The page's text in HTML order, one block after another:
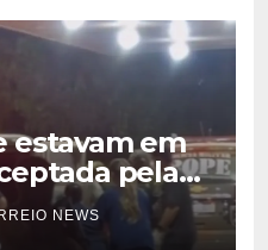
estavam em
pela
durante
Bope
NEWS